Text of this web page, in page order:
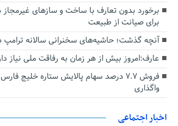
برخورد بدون تعارف با ساخت‌ و سازهای
برای صیانت از طبیعت
آنچه گذشت؛ حاشیه‌های سخنرانی سالانه ترامپ
عارف:امروز بیش از هر زمان به رفاقت ملی نیاز
فروش ۷.۷ درصد سهام پالایش ستاره خلیج
واگذاری
اخبار اجتماعی